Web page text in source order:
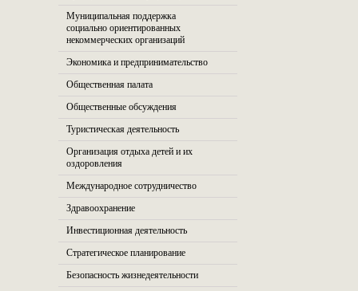
Муниципальная поддержка
социально ориентированных
некоммерческих организаций
Экономика и предпринимательство
Общественная палата
Общественные обсуждения
Туристическая деятельность
Организация отдыха детей и их
оздоровления
Международное сотрудничество
Здравоохранение
Инвестиционная деятельность
Стратегическое планирование
Безопасность жизнедеятельности